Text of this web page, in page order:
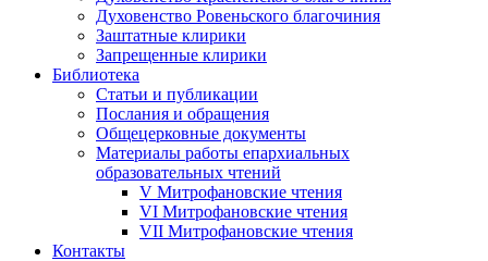
Духовенство Ровеньского благочиния
Заштатные клирики
Запрещенные клирики
Библиотека
Статьи и публикации
Послания и обращения
Общецерковные документы
Материалы работы епархиальных
образовательных чтений
V Митрофановские чтения
VI Митрофановские чтения
VII Митрофановские чтения
Контакты